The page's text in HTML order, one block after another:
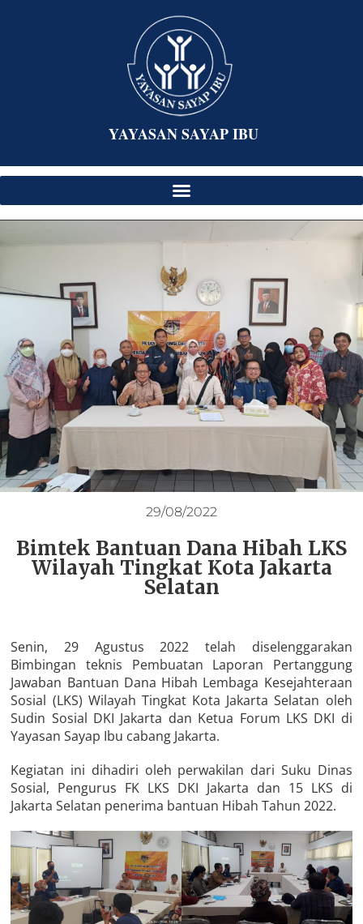
YAYASAN SAYAP IBU
29/08/2022
Bimtek Bantuan Dana Hibah LKS
Wilayah Tingkat Kota Jakarta
Selatan
Senin, 29 Agustus 2022 telah diselenggarakan
Bimbingan teknis Pembuatan Laporan Pertanggung
Jawaban Bantuan Dana Hibah Lembaga Kesejahteraan
Sosial (LKS) Wilayah Tingkat Kota Jakarta Selatan oleh
Sudin Sosial DKI Jakarta dan Ketua Forum LKS DKI di
Yayasan Sayap Ibu cabang Jakarta.
Kegiatan ini dihadiri oleh perwakilan dari Suku Dinas
Sosial, Pengurus FK LKS DKI Jakarta dan 15 LKS di
Jakarta Selatan penerima bantuan Hibah Tahun 2022.